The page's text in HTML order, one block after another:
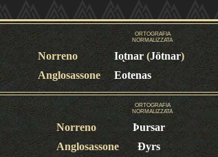
ORTOGRAFIA
NORMALIZZATA
Norreno Iotnar (Jötnar)
Anglosassone
Eotenas
ORTOGRAFIA
NORMALIZZATA
Norreno
Þursar
Anglosassone
Ðyrs